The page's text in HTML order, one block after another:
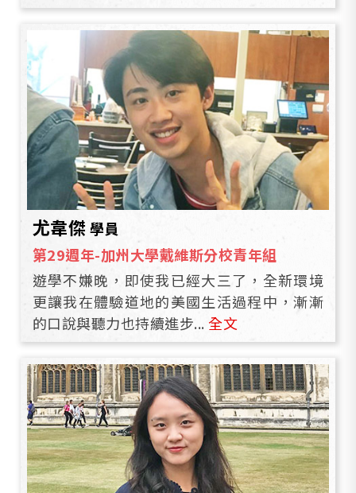
尤韋傑 學員
第29週年-加州大學戴維斯分校青年組
遊學不嫌晚，即使我已經大三了，全新環境
更讓我在體驗道地的美國生活過程中，漸漸
的口說與聽力也持續進步...全文